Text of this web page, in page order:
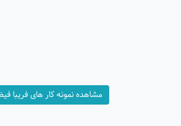
مشاهده نمونه کار های فریبا